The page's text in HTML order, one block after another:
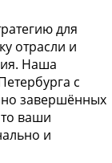
для
отрасли и
Наша
с
завершённых
ваши
и